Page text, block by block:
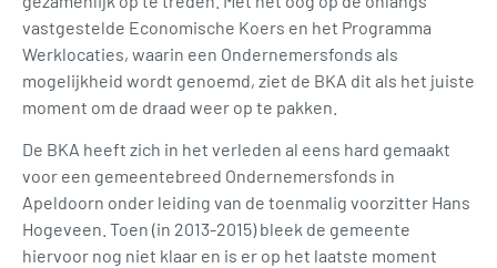
vastgestelde Economische Koers en het Programma
Werklocaties, waarin een Ondernemersfonds als
mogelijkheid wordt genoemd, ziet de BKA dit als het juiste
moment om de draad weer op te pakken.
De BKA heeft zich in het verleden al eens hard gemaakt
voor een gemeentebreed Ondernemersfonds in
Apeldoorn onder leiding van de toenmalig voorzitter Hans
Hogeveen. Toen (in 2013-2015) bleek de gemeente
hiervoor nog niet klaar en is er op het laatste moment